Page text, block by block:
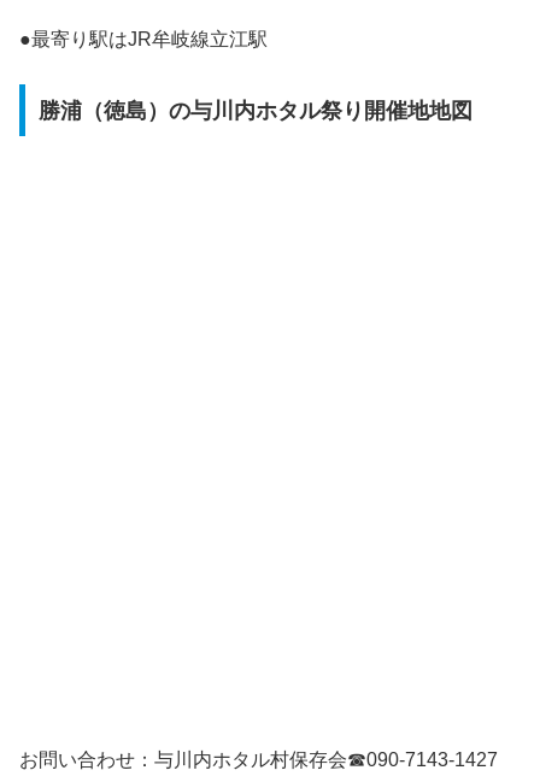
●最寄り駅はJR牟岐線立江駅
勝浦（徳島）の与川内ホタル祭り開催地地図
お問い合わせ：与川内ホタル村保存会☎090-7143-1427